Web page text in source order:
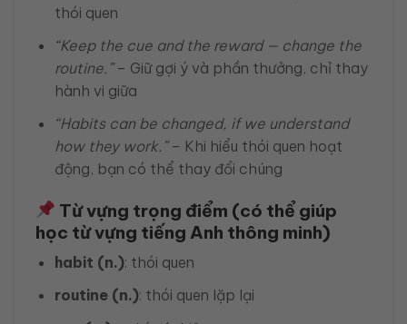
thói quen
“Keep the cue and the reward — change the
routine.”– Giữ gợi ý và phần thưởng, chỉ thay
hành vi giữa
“Habits can be changed, if we understand
how they work.”– Khi hiểu thói quen hoạt
động, bạn có thể thay đổi chúng
Từ vựng trọng điểm (có thể giúp
học từ vựng tiếng Anh thông minh)
habit (n.): thói quen
routine (n.): thói quen lặp lại